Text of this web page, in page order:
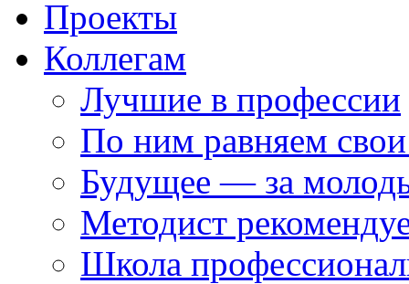
Проекты
Коллегам
Лучшие в профессии
По ним равняем
Будущее — за
Методист
Школа